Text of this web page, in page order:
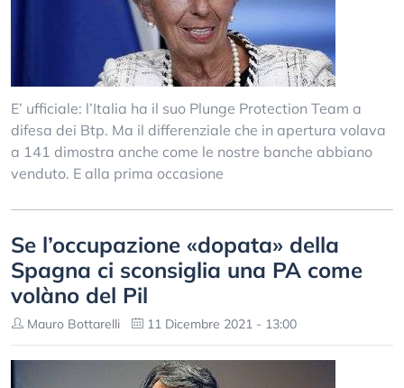
E’ ufficiale: l’Italia ha il suo Plunge Protection Team a
difesa dei Btp. Ma il differenziale che in apertura volava
a 141 dimostra anche come le nostre banche abbiano
venduto. E alla prima occasione
Se l’occupazione «dopata» della
Spagna ci sconsiglia una PA come
volàno del Pil
Mauro Bottarelli 11 Dicembre 2021 - 13:00